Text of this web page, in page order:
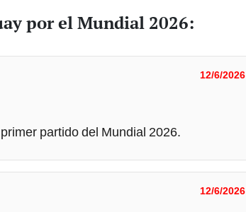
por el Mundial 2026:
12/6/2026
partido del Mundial 2026.
12/6/2026